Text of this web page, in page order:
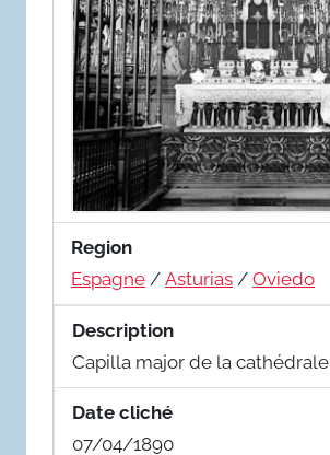
Region
Espagne / Asturias / Oviedo
Description
Capilla major de la cathédrale
Date cliché
07/04/1890